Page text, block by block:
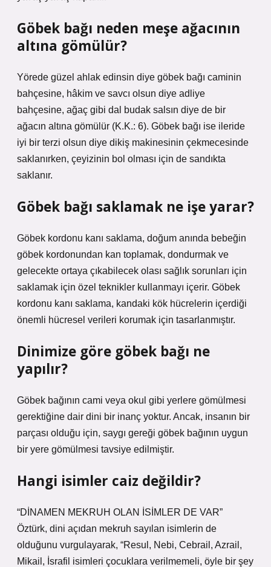
Göbek bağı neden meşe ağacının
altına gömülür?
Yörede güzel ahlak edinsin diye göbek bağı caminin
bahçesine, hâkim ve savcı olsun diye adliye
bahçesine, ağaç gibi dal budak salsın diye de bir
ağacın altına gömülür (K.K.: 6). Göbek bağı ise ileride
iyi bir terzi olsun diye dikiş makinesinin çekmecesinde
saklanırken, çeyizinin bol olması için de sandıkta
saklanır.
Göbek bağı saklamak ne işe yarar?
Göbek kordonu kanı saklama, doğum anında bebeğin
göbek kordonundan kan toplamak, dondurmak ve
gelecekte ortaya çıkabilecek olası sağlık sorunları için
saklamak için özel teknikler kullanmayı içerir. Göbek
kordonu kanı saklama, kandaki kök hücrelerin içerdiği
önemli hücresel verileri korumak için tasarlanmıştır.
Dinimize göre göbek bağı ne
yapılır?
Göbek bağının cami veya okul gibi yerlere gömülmesi
gerektiğine dair dini bir inanç yoktur. Ancak, insanın bir
parçası olduğu için, saygı gereği göbek bağının uygun
bir yere gömülmesi tavsiye edilmiştir.
Hangi isimler caiz değildir?
“DİNAMEN MEKRUH OLAN İSİMLER DE VAR”
Öztürk, dini açıdan mekruh sayılan isimlerin de
olduğunu vurgulayarak, “Resul, Nebi, Cebrail, Azrail,
Mikail, İsrafil isimleri çocuklara verilmemeli, öyle bir şey